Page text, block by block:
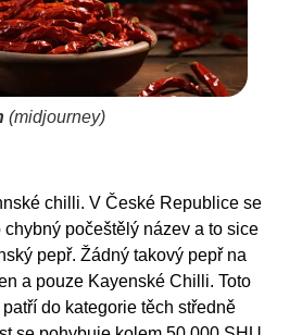
(midjourney)
chilli. V České Republice se
počeštělý název a to sice
pepř. Žádný takový pepř na
a pouze Kayenské Chilli. Toto
do kategorie těch středně